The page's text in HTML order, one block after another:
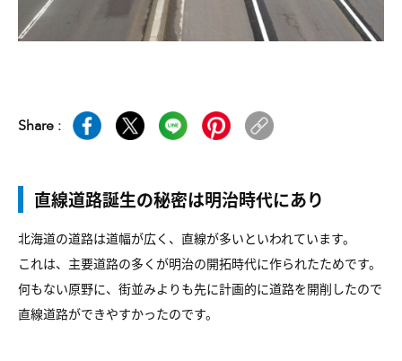
Share :
直線道路誕生の秘密は明治時代にあり
北海道の道路は道幅が広く、直線が多いといわれています。
これは、主要道路の多くが明治の開拓時代に作られたためです。
何もない原野に、街並みよりも先に計画的に道路を開削したので
直線道路ができやすかったのです。